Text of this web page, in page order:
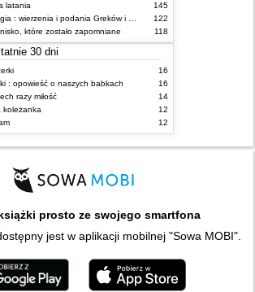
latania
145
Mitologia : wierzenia i podania Greków i Rzymian
122
które zostało zapomniane
118
30 dni
16
: opowieść o naszych babkach
16
razy miłość
14
koleżanka
12
12
prosto ze swojego smartfona
jest w aplikacji mobilnej "Sowa MOBI".